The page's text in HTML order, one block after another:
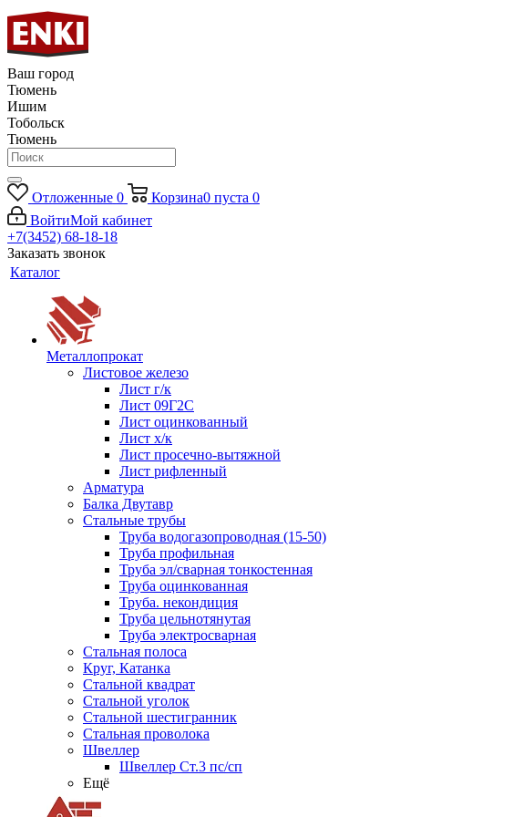
Ваш город
Тюмень
Ишим
Тобольск
Тюмень
Отложенные 0 Корзина0 пуста 0
ВойтиМой кабинет
+7(3452) 68-18-18
Заказать звонок
Каталог
Металлопрокат
Листовое железо
Лист г/к
Лист 09Г2С
Лист оцинкованный
Лист х/к
Лист просечно-вытяжной
Лист рифленный
Арматура
Балка Двутавр
Стальные трубы
Труба водогазопроводная (15-50)
Труба профильная
Труба эл/сварная тонкостенная
Труба оцинкованная
Труба. некондиция
Труба цельнотянутая
Труба электросварная
Стальная полоса
Круг, Катанка
Стальной квадрат
Стальной уголок
Стальной шестигранник
Стальная проволока
Швеллер
Швеллер Ст.3 пс/сп
Ещё